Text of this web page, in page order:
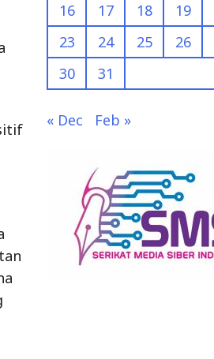
16
17 18 19
23
24 25 26
30
31
« Dec Feb »